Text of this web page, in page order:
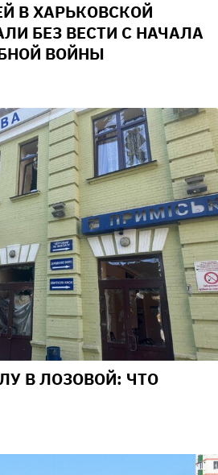
В ХАРЬКОВСКОЙ
БЕЗ ВЕСТИ С НАЧАЛА
ВОЙНЫ
В ЛОЗОВОЙ: ЧТО